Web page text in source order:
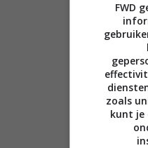
FWD
zoals
kunt je